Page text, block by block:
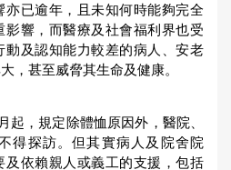
亦已逾年，且未知何時能夠完全
影響，而醫療及社會福利界也受
動及認知能力較差的病人、安老
，甚至威脅其生命及健康。
起，規定除體恤原因外，醫院、
得探訪。但其實病人及院舍院
及依賴親人或義工的支援，包括